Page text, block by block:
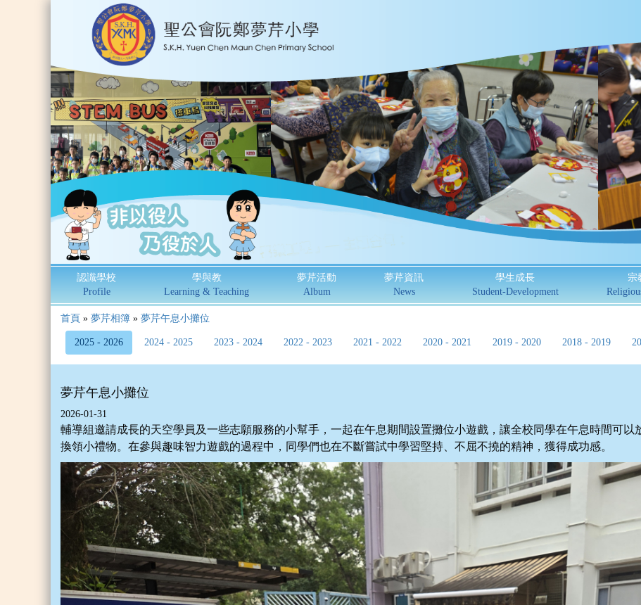
認識學校
Profile
學與教
Learning & Teaching
夢芹活動
Album
夢芹資訊
News
學生成長
Student-Development
宗
首頁 » 夢芹相簿 » 夢芹午息小攤位
2025 - 2026 2024 - 2025 2023 - 2024 2022 - 2023 2021 - 2022 2020 - 2021 2019 - 2020 2018 - 2019
夢芹午息小攤位
2026-01-31
輔導組邀請成長的天空學員及一些志願服務的小幫手，一起在午息期間設置攤位小遊戲，讓全校同學在午息時間可
換領小禮物。在參與趣味智力遊戲的過程中，同學們也在不斷嘗試中學習堅持、不屈不撓的精神，獲得成功感。